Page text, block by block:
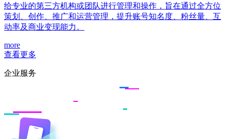
给专业的第三方机构或团队进行管理和操作，旨在通过全方位
策划、创作、推广和运营管理，提升账号知名度、粉丝量、互
动率及商业变现能力。
more
查看更多
企业服务